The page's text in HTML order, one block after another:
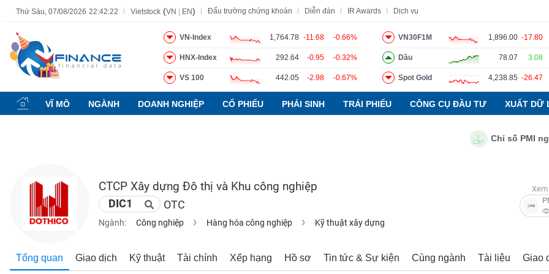
Thứ Sáu, 07/08/2026 22:42:23 Vietstock (VN EN) Đấu trường chứng khoán Diễn đàn IR Awards Dịch vụ
VN-Index 1,764.78 -11.68 -0.66%
HNX-Index 292.64 -0.95 -0.32%
VS 100 442.05 -2.98 -0.67%
VN30F1M 1,896.00 -17.80
Dầu 78.07 3.08
Spot Gold 4,238.85 -26.47
VĨ MÔ NGÀNH DOANH NGHIỆP CỔ PHIẾU PHÁI SINH TRÁI PHIẾU CÔNG CỤ ĐẦU TƯ XUẤT DỮ
Chỉ số PMI
CTCP Xây dựng Đô thị và Khu công nghiệp
DIC1 OTC
Ngành: Công nghiệp Hàng hóa công nghiệp Kỹ thuật xây dựng
Tổng quan Giao dịch Kỹ thuật Tài chính Xếp hạng Hồ sơ Tin tức & Sự kiện Cùng ngành Tài liệu Giao
Tất cả Tính năng Ngành Mã chứng khoán Lãnh đạo Báo cáo phân tích Thuật ngữ
Tính
năng
(-)
KHOÁN
NGHIỆP